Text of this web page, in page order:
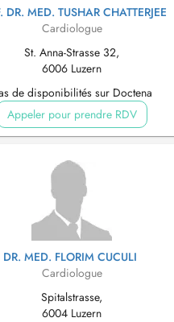
DR. MED. TUSHAR CHATTERJEE
Cardiologue
St. Anna-Strasse 32,
6006 Luzern
de disponibilités sur Doctena
Appeler pour prendre RDV
DR. MED. FLORIM CUCULI
Cardiologue
Spitalstrasse,
6004 Luzern